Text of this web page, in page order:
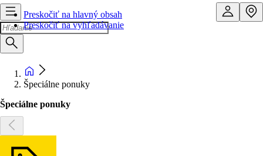
Preskočiť na hlavný obsah
Preskočiť na vyhľadávanie
Špeciálne ponuky
Špeciálne ponuky